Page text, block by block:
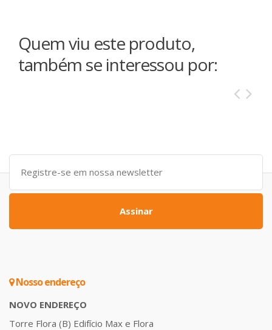
Quem viu este produto,
também se interessou por:
Assinar
Nosso endereço
NOVO ENDEREÇO
Torre Flora (B) Edifício Max e Flora